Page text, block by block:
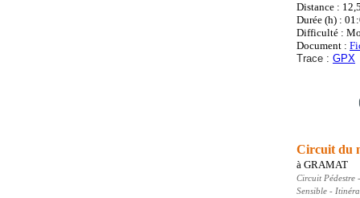
Distance :
Durée (h) :
Difficulté :
Document :
Trace : GPX
Circuit du
à GRAMAT
Circuit Pédestre
Sensible -